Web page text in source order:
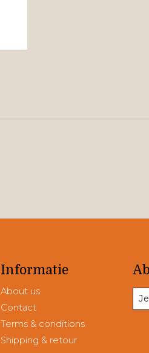
Informatie
About us
Contact
Terms & conditions
Shipping & retour